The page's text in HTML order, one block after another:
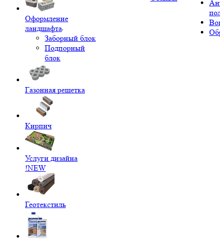
Оформление
ландшафта
Заборный блок
Подпорный
блок
Газонная решетка
Кирпич
Услуги дизайна
!NEW
Геотекстиль